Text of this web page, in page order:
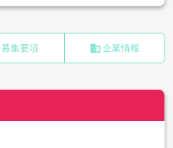
募集要項 business 企業情報